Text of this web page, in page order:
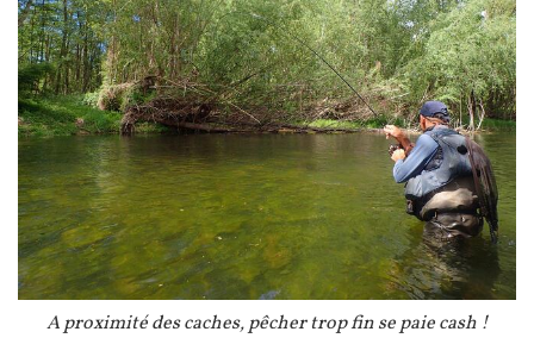
Légende
A proximité des caches, pêcher trop fin se paie cash !